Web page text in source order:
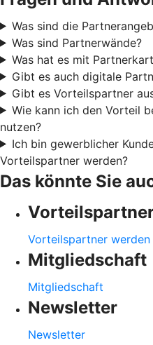
Was sind die
Was sind Partnerwände?
Was hat es mit
Gibt es auch digitale
Gibt es Vorteilspartner
Wie kann ich den Vorteil
nutzen?
Ich bin gewerblicher
Vorteilspartner werden?
Das könnte Sie
Vorteilspartner werden
Mitgliedschaft
Mitgliedschaft
Newsletter
Newsletter